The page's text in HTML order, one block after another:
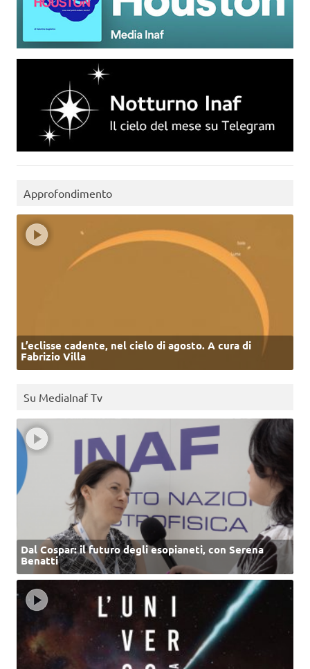
Approfondimento
L’eclisse cadente, nel cielo di agosto. A cura di
Fabrizio Villa
Su MediaInaf Tv
Dal Cospar: il futuro degli esopianeti, con Serena
Benatti